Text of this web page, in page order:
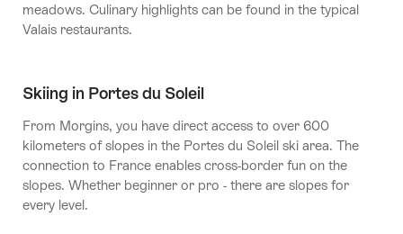
meadows. Culinary highlights can be found in the typical
Valais restaurants.
Skiing in Portes du Soleil
From Morgins, you have direct access to over 600
kilometers of slopes in the Portes du Soleil ski area. The
connection to France enables cross-border fun on the
slopes. Whether beginner or pro - there are slopes for
every level.